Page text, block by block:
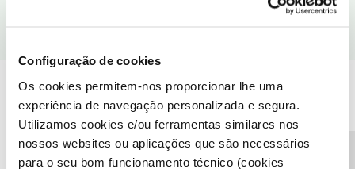
Configuração de cookies
Os cookies permitem-nos proporcionar lhe uma
experiência de navegação personalizada e segura.
Utilizamos cookies e/ou ferramentas similares nos
nossos websites ou aplicações que são necessários
para o seu bom funcionamento técnico (cookies
João H. Forum|Forum|4 years ago
Boa tarde,
Rodrigues prestou uma boa ajuda.